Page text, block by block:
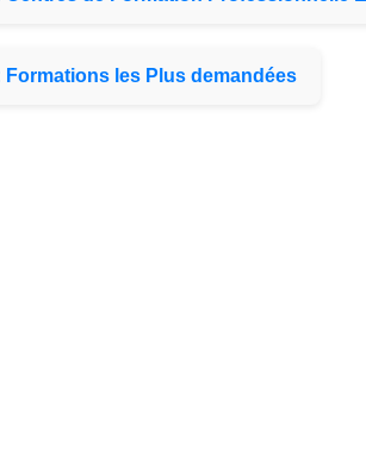
Formations les Plus demandées